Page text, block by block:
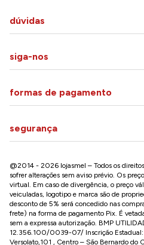
dúvidas
siga-nos
formas de pagamento
segurança
@2014 - 2026 lojasmel – Todos os
sofrer alterações sem aviso prévio. Os
virtual. Em caso de divergência, o preço
veiculadas, logotipo e marca são de
desconto de 5% será concedido nas
frete) na forma de pagamento Pix. É
sem a expressa autorização. BMP
12.356.100/0039-07/ Inscrição Estadual:
Versolato,101 , Centro – São Bernardo